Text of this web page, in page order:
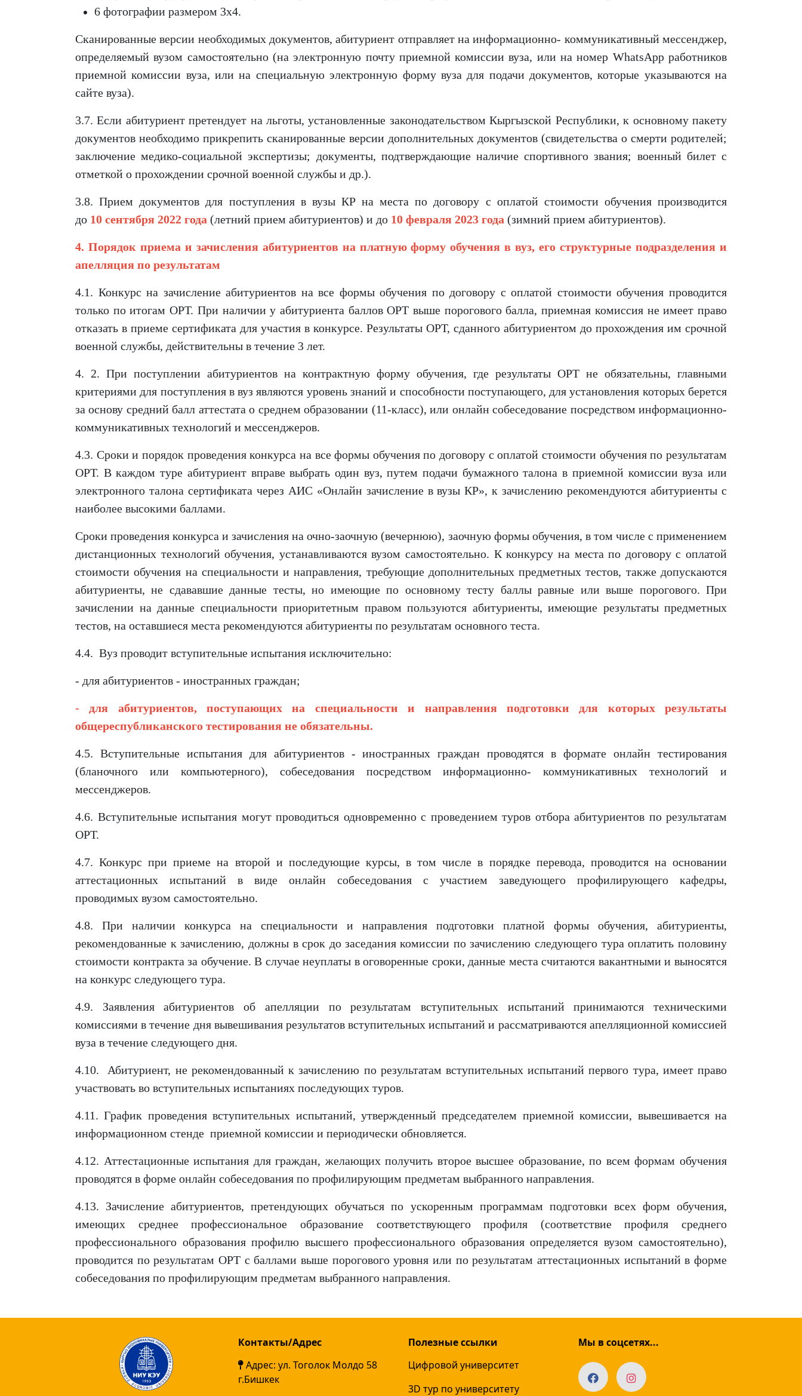
6 фотографии размером 3х4.
Сканированные версии необходимых документов, абитуриент отправляет на информационно- коммуникативный мессенджер,
определяемый вузом самостоятельно (на электронную почту приемной комиссии вуза, или на номер WhatsApp работников
приемной комиссии вуза, или на специальную электронную форму вуза для подачи документов, которые указываются на
сайте вуза).
3.7. Если абитуриент претендует на льготы, установленные законодательством Кыргызской Республики, к основному пакету
документов необходимо прикрепить сканированные версии дополнительных документов (свидетельства о смерти родителей;
заключение медико-социальной экспертизы; документы, подтверждающие наличие спортивного звания; военный билет с
отметкой о прохождении срочной военной службы и др.).
3.8. Прием документов для поступления в вузы КР на места по договору с оплатой стоимости обучения производится
до 10 сентября 2022 года (летний прием абитуриентов) и до 10 февраля 2023 года (зимний прием абитуриентов).
4. Порядок приема и зачисления абитуриентов на платную форму обучения в вуз, его структурные подразделения и
апелляция по результатам
4.1. Конкурс на зачисление абитуриентов на все формы обучения по договору с оплатой стоимости обучения проводится
только по итогам ОРТ. При наличии у абитуриента баллов ОРТ выше порогового балла, приемная комиссия не имеет право
отказать в приеме сертификата для участия в конкурсе. Результаты ОРТ, сданного абитуриентом до прохождения им срочной
военной службы, действительны в течение 3 лет.
4. 2. При поступлении абитуриентов на контрактную форму обучения, где результаты ОРТ не обязательны, главными
критериями для поступления в вуз являются уровень знаний и способности поступающего, для установления которых берется
за основу средний балл аттестата о среднем образовании (11-класс), или онлайн собеседование посредством информационно-
коммуникативных технологий и мессенджеров.
4.3. Сроки и порядок проведения конкурса на все формы обучения по договору с оплатой стоимости обучения по результатам
ОРТ. В каждом туре абитуриент вправе выбрать один вуз, путем подачи бумажного талона в приемной комиссии вуза или
электронного талона сертификата через АИС «Онлайн зачисление в вузы КР», к зачислению рекомендуются абитуриенты с
наиболее высокими баллами.
Сроки проведения конкурса и зачисления на очно-заочную (вечернюю), заочную формы обучения, в том числе с применением
дистанционных технологий обучения, устанавливаются вузом самостоятельно. К конкурсу на места по договору с оплатой
стоимости обучения на специальности и направления, требующие дополнительных предметных тестов, также допускаются
абитуриенты, не сдававшие данные тесты, но имеющие по основному тесту баллы равные или выше порогового. При
зачислении на данные специальности приоритетным правом пользуются абитуриенты, имеющие результаты предметных
тестов, на оставшиеся места рекомендуются абитуриенты по результатам основного теста.
4.4. Вуз проводит вступительные испытания исключительно:
- для абитуриентов - иностранных граждан;
- для абитуриентов, поступающих на специальности и направления подготовки для которых результаты
общереспубликанского тестирования не обязательны.
4.5. Вступительные испытания для абитуриентов - иностранных граждан проводятся в формате онлайн тестирования
(бланочного или компьютерного), собеседования посредством информационно- коммуникативных технологий и
мессенджеров.
4.6. Вступительные испытания могут проводиться одновременно с проведением туров отбора абитуриентов по результатам
ОРТ.
4.7. Конкурс при приеме на второй и последующие курсы, в том числе в порядке перевода, проводится на основании
аттестационных испытаний в виде онлайн собеседования с участием заведующего профилирующего кафедры,
проводимых вузом самостоятельно.
4.8. При наличии конкурса на специальности и направления подготовки платной формы обучения, абитуриенты,
рекомендованные к зачислению, должны в срок до заседания комиссии по зачислению следующего тура оплатить половину
стоимости контракта за обучение. В случае неуплаты в оговоренные сроки, данные места считаются вакантными и выносятся
на конкурс следующего тура.
4.9. Заявления абитуриентов об апелляции по результатам вступительных испытаний принимаются техническими
комиссиями в течение дня вывешивания результатов вступительных испытаний и рассматриваются апелляционной комиссией
вуза в течение следующего дня.
4.10. Абитуриент, не рекомендованный к зачислению по результатам вступительных испытаний первого тура, имеет право
участвовать во вступительных испытаниях последующих туров.
4.11. График проведения вступительных испытаний, утвержденный председателем приемной комиссии, вывешивается на
информационном стенде приемной комиссии и периодически обновляется.
4.12. Аттестационные испытания для граждан, желающих получить второе высшее образование, по всем формам обучения
проводятся в форме онлайн собеседования по профилирующим предметам выбранного направления.
4.13. Зачисление абитуриентов, претендующих обучаться по ускоренным программам подготовки всех форм обучения,
имеющих среднее профессиональное образование соответствующего профиля (соответствие профиля среднего
профессионального образования профилю высшего профессионального образования определяется вузом самостоятельно),
проводится по результатам ОРТ с баллами выше порогового уровня или по результатам аттестационных испытаний в форме
собеседования по профилирующим предметам выбранного направления.
Контакты/Адрес
Адрес: ул. Тоголок Молдо 58
г.Бишкек
Полезные ссылки
Цифровой университет
3D тур по университету
Мы в соцсетях...